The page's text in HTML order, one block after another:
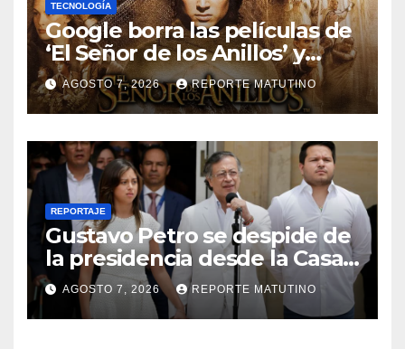
TECNOLOGÍA
Google borra las películas de
‘El Señor de los Anillos’ y
reabre el debate sobre la
propiedad digital
AGOSTO 7, 2026 REPORTE MATUTINO
REPORTAJE
Gustavo Petro se despide de
la presidencia desde la Casa
de Nariño
AGOSTO 7, 2026 REPORTE MATUTINO